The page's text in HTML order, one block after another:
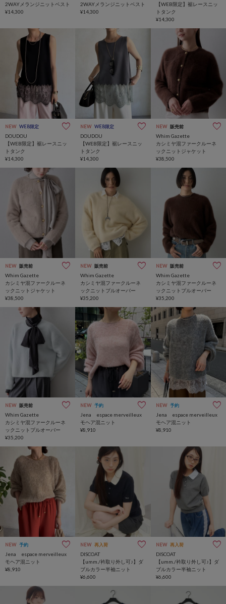
2WAYメランジニットベスト
¥14,300
2WAYメランジニットベスト
¥14,300
【WEB限定】裾レースニッ
トタンク
¥14,300
NEW WEB限定
DOUDOU
【WEB限定】裾レースニッ
トタンク
¥14,300
NEW WEB限定
DOUDOU
【WEB限定】裾レースニッ
トタンク
¥14,300
NEW 販売前
Whim Gazette
カシミヤ混ファークルーネ
ックニットジャケット
¥38,500
NEW 販売前
Whim Gazette
カシミヤ混ファークルーネ
ックニットジャケット
¥38,500
NEW 販売前
Whim Gazette
カシミヤ混ファークルーネ
ックニットプルオーバー
¥35,200
NEW 販売前
Whim Gazette
カシミヤ混ファークルーネ
ックニットプルオーバー
¥35,200
NEW 販売前
Whim Gazette
カシミヤ混ファークルーネ
ックニットプルオーバー
¥35,200
NEW 予約
Jena espace merveilleux
モヘア混ニット
¥8,910
NEW 予約
Jena espace merveilleux
モヘア混ニット
¥8,910
NEW 予約
Jena espace merveilleux
モヘア混ニット
¥8,910
NEW 再入荷
DISCOAT
【umm./衿取り外し可♪】ダ
ブルカラー半袖ニット
¥6,600
NEW 再入荷
DISCOAT
【umm./衿取り外し可♪】ダ
ブルカラー半袖ニット
¥6,600